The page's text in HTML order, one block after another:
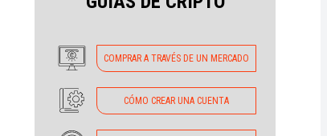
COMPRAR A TRAVÉS DE UN MERCADO
CÓMO CREAR UNA CUENTA